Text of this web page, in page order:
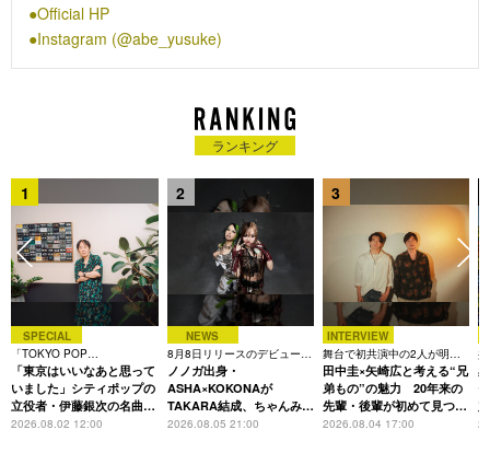
Pizza Club」を主宰。
Official HP
Instagram (@abe_yusuke)
ランキング
1
SPECIAL
「TOKYO POP
CHRONICLE」特集
「東京はいいなあと思って
いました」シティポップの
立役者・伊藤銀次の名曲回
想録
2026.08.02 12:00
2
NEWS
8月8日リリースのデビュー曲
は「Time is money」
ノノガ出身・
ASHA×KOKONAが
TAKARA結成、ちゃんみな
主宰レーベル第2弾アーテ
2026.08.05 21:00
3
INTERVIEW
舞台で初共演中の2人が明か
す、今の自分をつくる恩人の
存在
田中圭×矢崎広と考える“兄
弟もの”の魅力 20年来の
先輩・後輩が初めて見つけ
た互いの共通点とは
2026.08.04 17:00